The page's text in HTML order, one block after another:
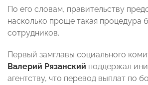
По его словам, правительству
насколько проще такая процедура
сотрудников.
Первый замглавы социального
Валерий Рязанский поддержал
агентству, что перевод выплат по